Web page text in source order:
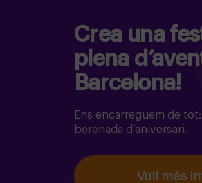
Crea una
plena
Barcelona!
Ens encarreguem de
berenada d’aniversari.
Vull més